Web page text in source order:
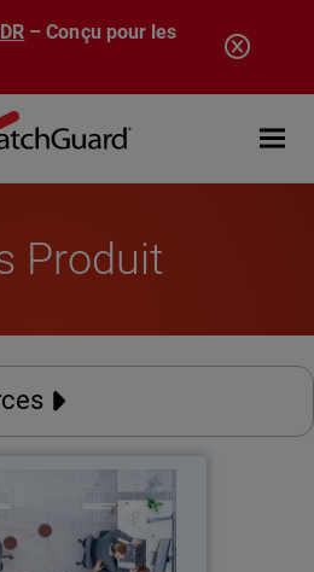
– Conçu pour les
Open
Produit
Rapport 2026 sur la
des employés
étude mondiale révèle